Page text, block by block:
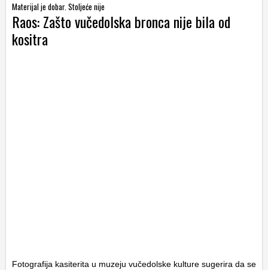
Materijal je dobar. Stoljeće nije
Raos: Zašto vučedolska bronca nije bila od
kositra
Fotografija kasiterita u muzeju vučedolske kulture sugerira da se